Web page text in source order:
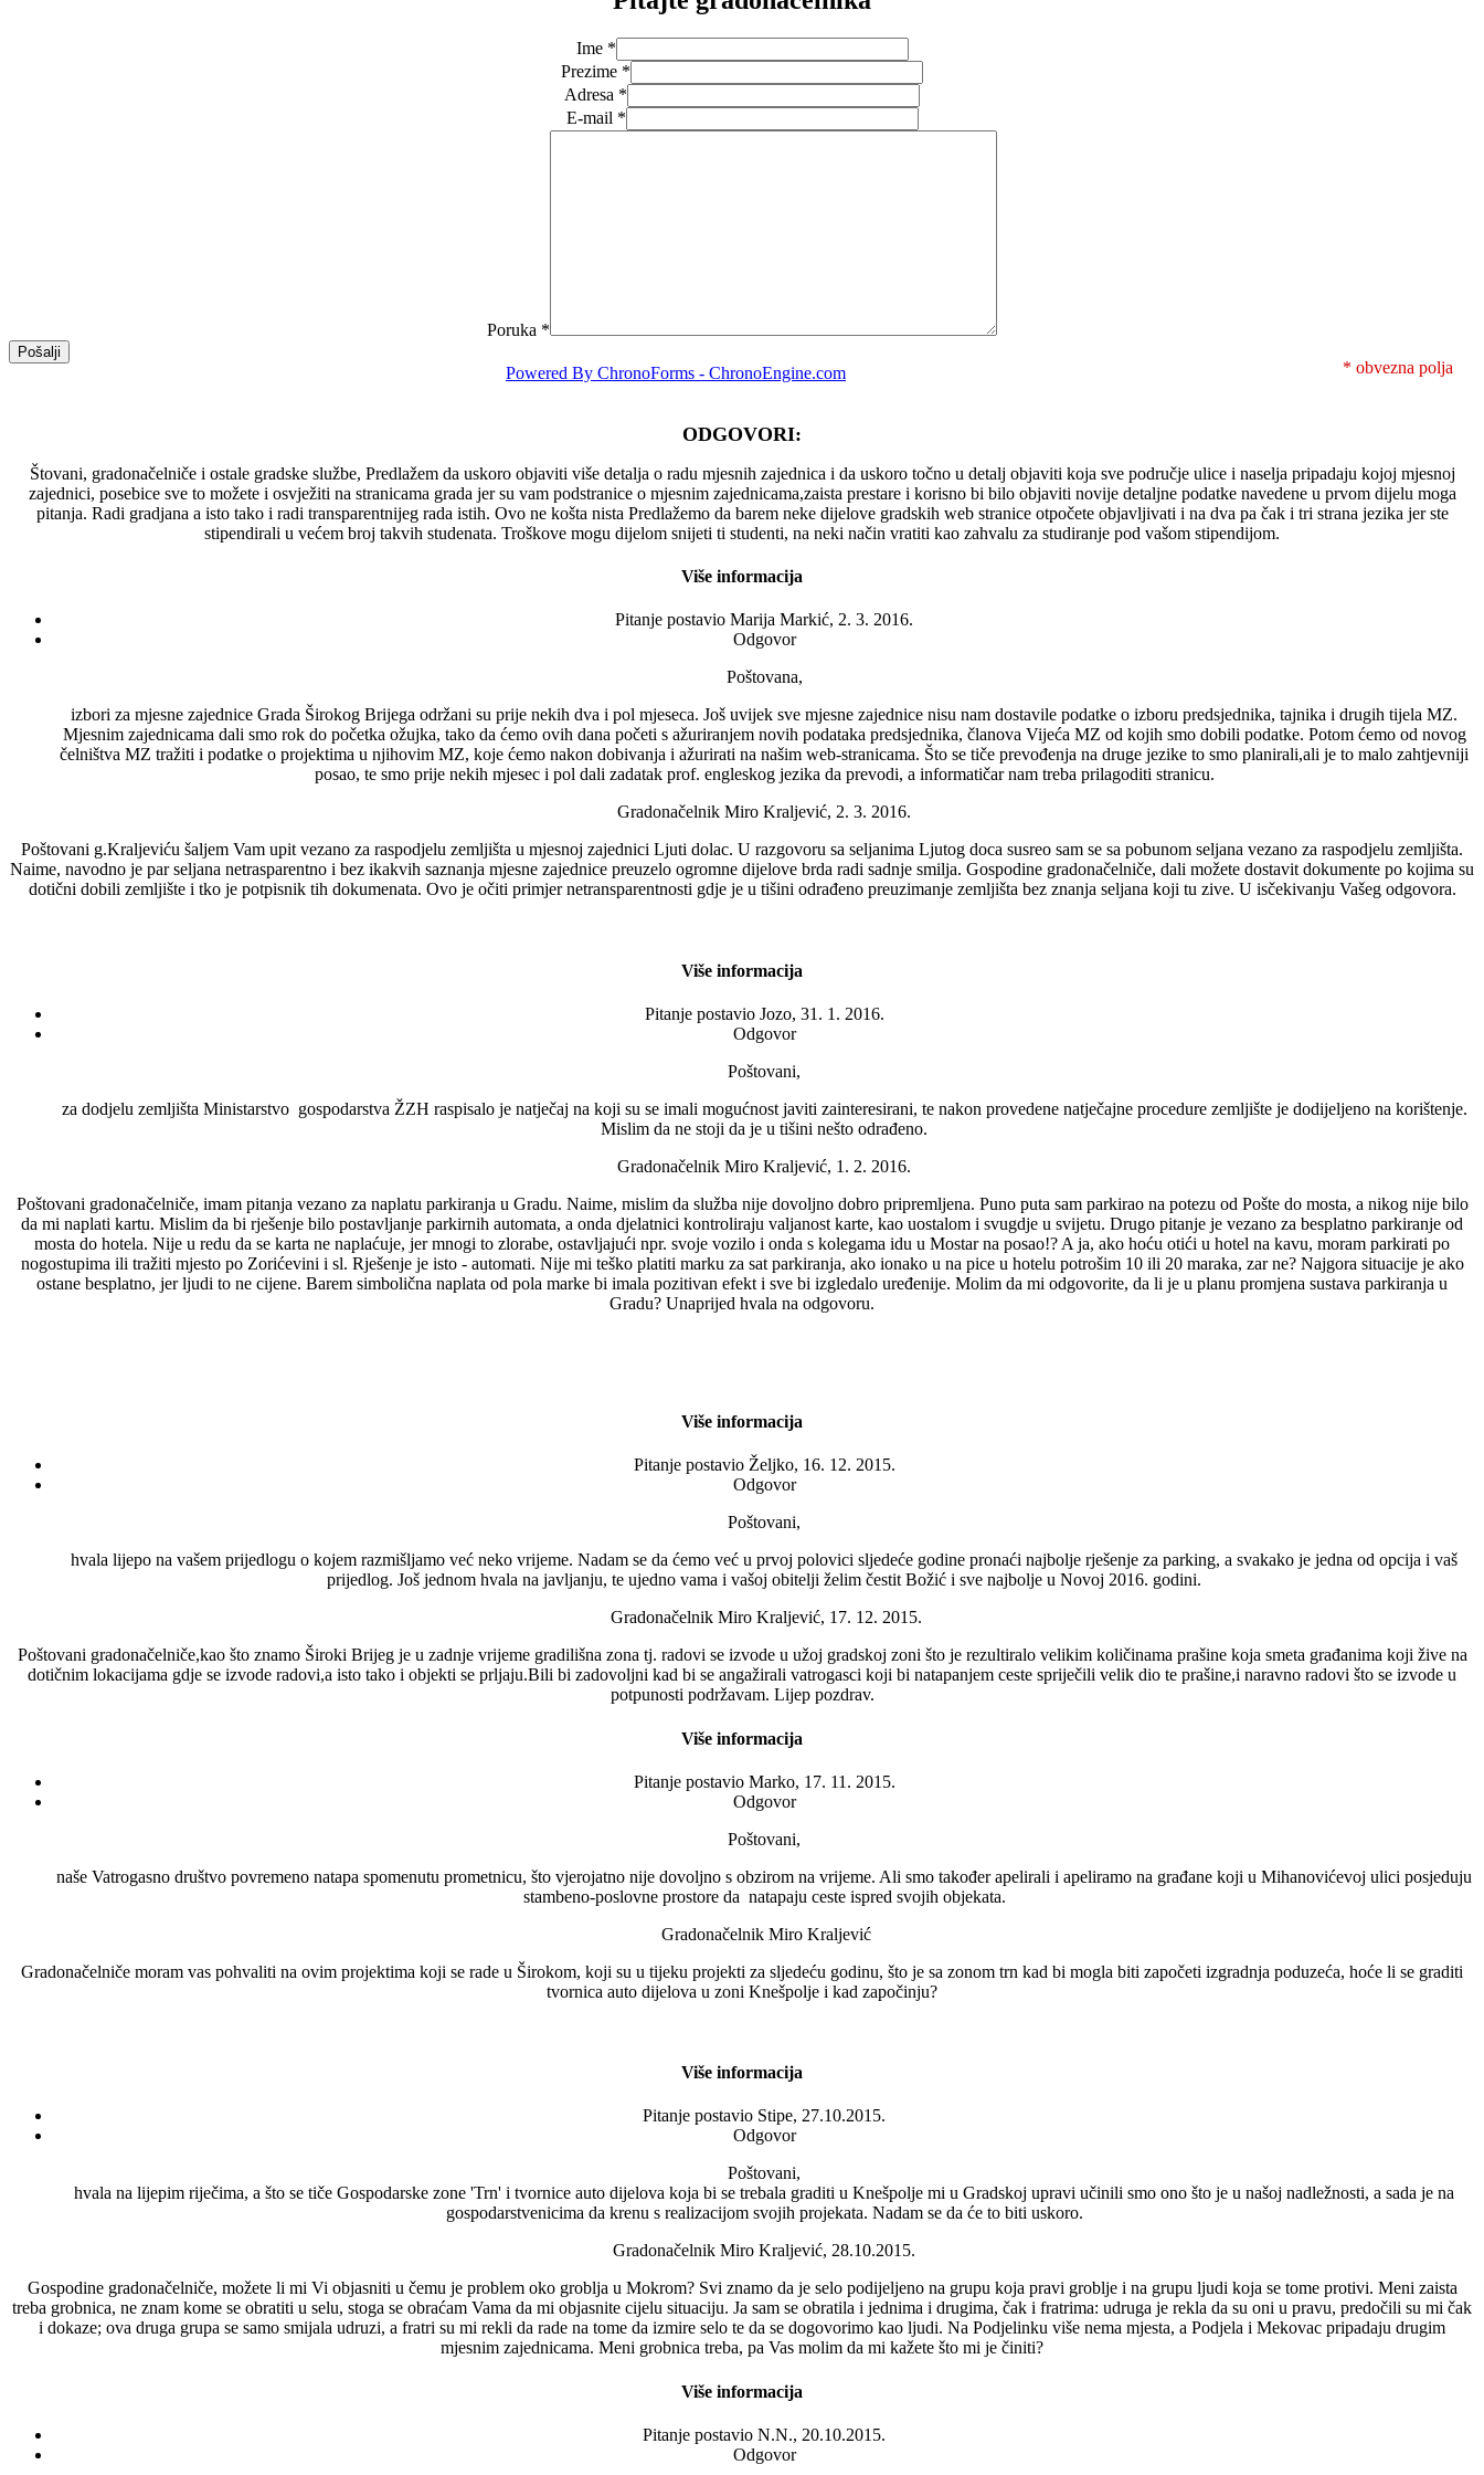
Ime *
Prezime *
Adresa *
E-mail *
Poruka *
* obvezna polja
Powered By ChronoForms - ChronoEngine.com
ODGOVORI:
Štovani, gradonačelniče i ostale gradske službe, Predlažem da uskoro objaviti više detalja o radu mjesnih zajednica i da uskoro točno u detalj objaviti koja sve područje ulice i naselja pripadaju kojoj mjesnoj
zajednici, posebice sve to možete i osvježiti na stranicama grada jer su vam podstranice o mjesnim zajednicama,zaista prestare i korisno bi bilo objaviti novije detaljne podatke navedene u prvom dijelu moga
pitanja. Radi gradjana a isto tako i radi transparentnijeg rada istih. Ovo ne košta nista Predlažemo da barem neke dijelove gradskih web stranice otpočete objavljivati i na dva pa čak i tri strana jezika jer ste
stipendirali u većem broj takvih studenata. Troškove mogu dijelom snijeti ti studenti, na neki način vratiti kao zahvalu za studiranje pod vašom stipendijom.
Više informacija
Pitanje postavio Marija Markić, 2. 3. 2016.
Odgovor
Poštovana,
izbori za mjesne zajednice Grada Širokog Brijega održani su prije nekih dva i pol mjeseca. Još uvijek sve mjesne zajednice nisu nam dostavile podatke o izboru predsjednika, tajnika i drugih tijela MZ.
Mjesnim zajednicama dali smo rok do početka ožujka, tako da ćemo ovih dana početi s ažuriranjem novih podataka predsjednika, članova Vijeća MZ od kojih smo dobili podatke. Potom ćemo od novog
čelništva MZ tražiti i podatke o projektima u njihovim MZ, koje ćemo nakon dobivanja i ažurirati na našim web-stranicama. Što se tiče prevođenja na druge jezike to smo planirali,ali je to malo zahtjevniji
posao, te smo prije nekih mjesec i pol dali zadatak prof. engleskog jezika da prevodi, a informatičar nam treba prilagoditi stranicu.
Gradonačelnik Miro Kraljević, 2. 3. 2016.
Poštovani g.Kraljeviću šaljem Vam upit vezano za raspodjelu zemljišta u mjesnoj zajednici Ljuti dolac. U razgovoru sa seljanima Ljutog doca susreo sam se sa pobunom seljana vezano za raspodjelu zemljišta.
Naime, navodno je par seljana netrasparentno i bez ikakvih saznanja mjesne zajednice preuzelo ogromne dijelove brda radi sadnje smilja. Gospodine gradonačelniče, dali možete dostavit dokumente po kojima su
dotični dobili zemljište i tko je potpisnik tih dokumenata. Ovo je očiti primjer netransparentnosti gdje je u tišini odrađeno preuzimanje zemljišta bez znanja seljana koji tu zive. U isčekivanju Vašeg odgovora.
Više informacija
Pitanje postavio Jozo, 31. 1. 2016.
Odgovor
Poštovani,
za dodjelu zemljišta Ministarstvo gospodarstva ŽZH raspisalo je natječaj na koji su se imali mogućnost javiti zainteresirani, te nakon provedene natječajne procedure zemljište je dodijeljeno na korištenje.
Mislim da ne stoji da je u tišini nešto odrađeno.
Gradonačelnik Miro Kraljević, 1. 2. 2016.
Poštovani gradonačelniče, imam pitanja vezano za naplatu parkiranja u Gradu. Naime, mislim da služba nije dovoljno dobro pripremljena. Puno puta sam parkirao na potezu od Pošte do mosta, a nikog nije bilo
da mi naplati kartu. Mislim da bi rješenje bilo postavljanje parkirnih automata, a onda djelatnici kontroliraju valjanost karte, kao uostalom i svugdje u svijetu. Drugo pitanje je vezano za besplatno parkiranje od
mosta do hotela. Nije u redu da se karta ne naplaćuje, jer mnogi to zlorabe, ostavljajući npr. svoje vozilo i onda s kolegama idu u Mostar na posao!? A ja, ako hoću otići u hotel na kavu, moram parkirati po
nogostupima ili tražiti mjesto po Zorićevini i sl. Rješenje je isto - automati. Nije mi teško platiti marku za sat parkiranja, ako ionako u na pice u hotelu potrošim 10 ili 20 maraka, zar ne? Najgora situacije je ako
ostane besplatno, jer ljudi to ne cijene. Barem simbolična naplata od pola marke bi imala pozitivan efekt i sve bi izgledalo uređenije. Molim da mi odgovorite, da li je u planu promjena sustava parkiranja u
Gradu? Unaprijed hvala na odgovoru.
Više informacija
Pitanje postavio Željko, 16. 12. 2015.
Odgovor
Poštovani,
hvala lijepo na vašem prijedlogu o kojem razmišljamo već neko vrijeme. Nadam se da ćemo već u prvoj polovici sljedeće godine pronaći najbolje rješenje za parking, a svakako je jedna od opcija i vaš
prijedlog. Još jednom hvala na javljanju, te ujedno vama i vašoj obitelji želim čestit Božić i sve najbolje u Novoj 2016. godini.
Gradonačelnik Miro Kraljević, 17. 12. 2015.
Poštovani gradonačelniče,kao što znamo Široki Brijeg je u zadnje vrijeme gradilišna zona tj. radovi se izvode u užoj gradskoj zoni što je rezultiralo velikim količinama prašine koja smeta građanima koji žive na
dotičnim lokacijama gdje se izvode radovi,a isto tako i objekti se prljaju.Bili bi zadovoljni kad bi se angažirali vatrogasci koji bi natapanjem ceste spriječili velik dio te prašine,i naravno radovi što se izvode u
potpunosti podržavam. Lijep pozdrav.
Više informacija
Pitanje postavio Marko, 17. 11. 2015.
Odgovor
Poštovani,
naše Vatrogasno društvo povremeno natapa spomenutu prometnicu, što vjerojatno nije dovoljno s obzirom na vrijeme. Ali smo također apelirali i apeliramo na građane koji u Mihanovićevoj ulici posjeduju
stambeno-poslovne prostore da natapaju ceste ispred svojih objekata.
Gradonačelnik Miro Kraljević
Gradonačelniče moram vas pohvaliti na ovim projektima koji se rade u Širokom, koji su u tijeku projekti za sljedeću godinu, što je sa zonom trn kad bi mogla biti započeti izgradnja poduzeća, hoće li se graditi
tvornica auto dijelova u zoni Knešpolje i kad započinju?
Više informacija
Pitanje postavio Stipe, 27.10.2015.
Odgovor
Poštovani,
hvala na lijepim riječima, a što se tiče Gospodarske zone 'Trn' i tvornice auto dijelova koja bi se trebala graditi u Knešpolje mi u Gradskoj upravi učinili smo ono što je u našoj nadležnosti, a sada je na
gospodarstvenicima da krenu s realizacijom svojih projekata. Nadam se da će to biti uskoro.
Gradonačelnik Miro Kraljević, 28.10.2015.
Gospodine gradonačelniče, možete li mi Vi objasniti u čemu je problem oko groblja u Mokrom? Svi znamo da je selo podijeljeno na grupu koja pravi groblje i na grupu ljudi koja se tome protivi. Meni zaista
treba grobnica, ne znam kome se obratiti u selu, stoga se obraćam Vama da mi objasnite cijelu situaciju. Ja sam se obratila i jednima i drugima, čak i fratrima: udruga je rekla da su oni u pravu, predočili su mi čak
i dokaze; ova druga grupa se samo smijala udruzi, a fratri su mi rekli da rade na tome da izmire selo te da se dogovorimo kao ljudi. Na Podjelinku više nema mjesta, a Podjela i Mekovac pripadaju drugim
mjesnim zajednicama. Meni grobnica treba, pa Vas molim da mi kažete što mi je činiti?
Više informacija
Pitanje postavio N.N., 20.10.2015.
Odgovor